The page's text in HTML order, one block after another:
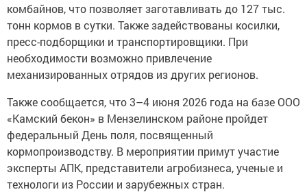
комбайнов, что позволяет заготавливать до 127 тыс.
тонн кормов в сутки. Также задействованы косилки,
пресс-подборщики и транспортировщики. При
необходимости возможно привлечение
механизированных отрядов из других регионов.
Также сообщается, что 3–4 июня 2026 года на базе ООО
«Камский бекон» в Мензелинском районе пройдет
федеральный День поля, посвященный
кормопроизводству. В мероприятии примут участие
эксперты АПК, представители агробизнеса, ученые и
технологи из России и зарубежных стран.